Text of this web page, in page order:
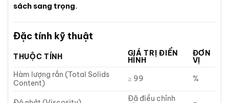
sách sang trọng.
Đặc tính kỹ thuật
THUỘC TÍNH GIÁ TRỊ ĐIỂN
HÌNH
ĐƠN
VỊ
Hàm lượng rắn (Total Solids
Content)
≥ 99 %
Đã điều chỉnh